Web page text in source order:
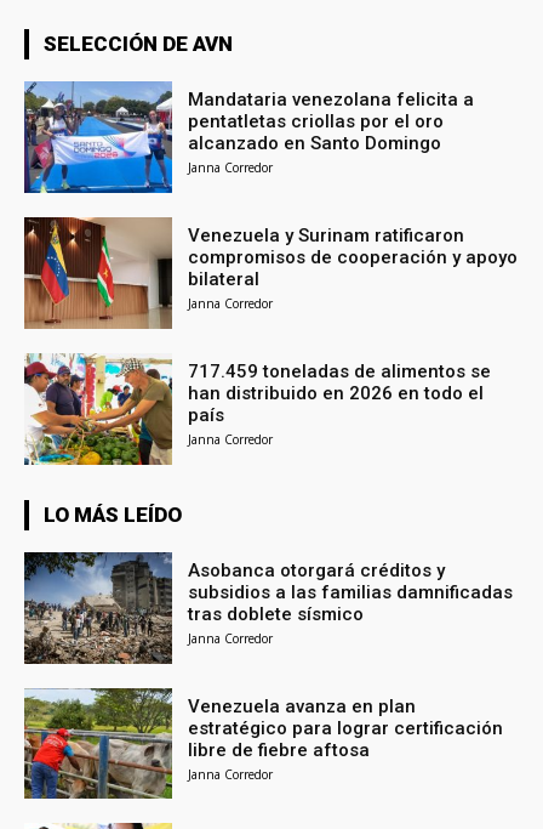
SELECCIÓN DE AVN
Mandataria venezolana felicita a
pentatletas criollas por el oro
alcanzado en Santo Domingo
Janna Corredor
Venezuela y Surinam ratificaron
compromisos de cooperación y apoyo
bilateral
Janna Corredor
717.459 toneladas de alimentos se
han distribuido en 2026 en todo el
país
Janna Corredor
LO MÁS LEÍDO
Asobanca otorgará créditos y
subsidios a las familias damnificadas
tras doblete sísmico
Janna Corredor
Venezuela avanza en plan
estratégico para lograr certificación
libre de fiebre aftosa
Janna Corredor